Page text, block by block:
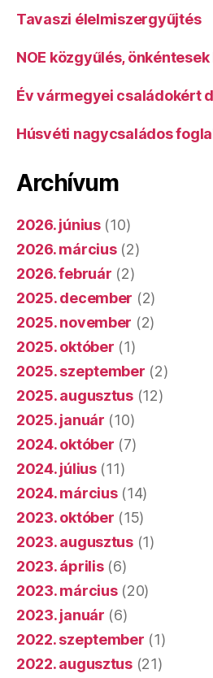
Tavaszi élelmiszergyűjtés
NOE közgyűlés,
Év vármegyei családokért
Húsvéti nagycsaládos
Archívum
2026. június(10)
2026. március(2)
2026. február (2)
2025. december (2)
2025. november (2)
2025. október (1)
2025. szeptember (2)
2025. augusztus(12)
2025. január (10)
2024. október (7)
2024. július(11)
2024. március(14)
2023. október (15)
2023. augusztus(1)
2023. április(6)
2023. március(20)
2023. január (6)
2022. szeptember (1)
2022. augusztus(21)